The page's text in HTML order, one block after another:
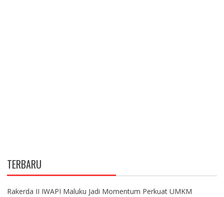
TERBARU
Rakerda II IWAPI Maluku Jadi Momentum Perkuat UMKM